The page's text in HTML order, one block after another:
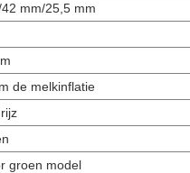
mm/25,5 mm
de melkinflatie
groen model